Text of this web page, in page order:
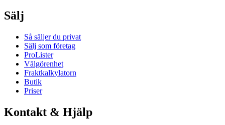
Sälj
Så säljer du privat
Sälj som företag
ProLister
Välgörenhet
Fraktkalkylatorn
Butik
Priser
Kontakt & Hjälp